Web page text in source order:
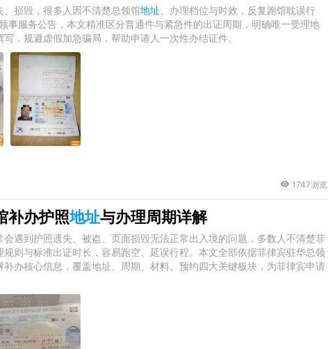
损毁，很多人因不清楚总领馆地址 、办理档位与时效，反复跑馆耽误行
事服务公告，本文精准区分普通件与紧急件的出证周期，明确唯一受理地
，规避虚假加急骗局，帮助申请人一次性办结证件。
1747浏览
补办护照地址与办理周期详解
遇到护照遗失、被盗、页面损毁无法正常出入境的问题，多数人不清楚菲
规则与标准出证时长，容易跑空、延误行程。本文全部依据菲律宾驻华总领
办核心信息，覆盖地址、周期、材料、预约四大关键板块，为菲律宾申请